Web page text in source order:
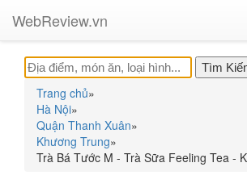
WebReview.vn
Trang chủ»
Hà Nội»
Quận Thanh Xuân»
Khương Trung»
Trà Bá Tước M - Trà Sữa Feeling Tea -